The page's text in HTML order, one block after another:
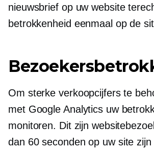
nieuwsbrief op uw website
betrokkenheid eenmaal op de
Om sterke verkoopcijfers te
met Google Analytics uw
monitoren. Dit zijn
dan 60 seconden op uw site